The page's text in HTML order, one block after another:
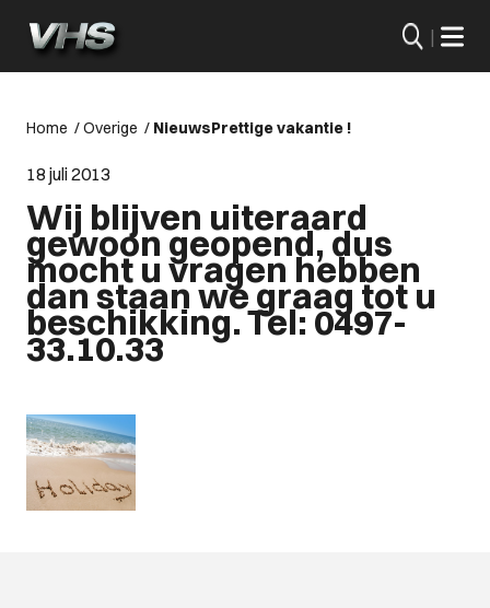
|
Home /Overige / NieuwsPrettige vakantie !
18 juli 2013
Wij blijven uiteraard
gewoon geopend, dus
mocht u vragen hebben
dan staan we graag tot u
beschikking. Tel: 0497-
33.10.33